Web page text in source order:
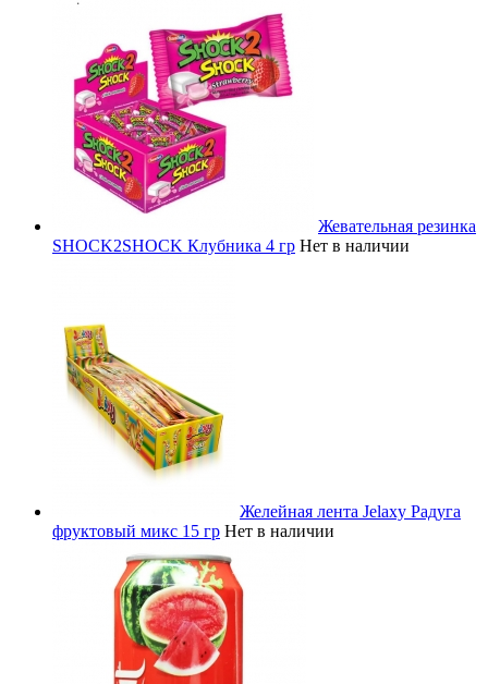
Жевательная резинка
SHOCK2SHOCK Клубника 4 гр Нет в наличии
Желейная лента Jelaxy Радуга
фруктовый микс 15 гр Нет в наличии